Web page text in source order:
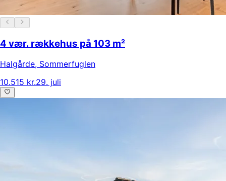
4 vær. rækkehus på 103 m²
Halgårde, Sommerfuglen
10.515 kr.29. juli